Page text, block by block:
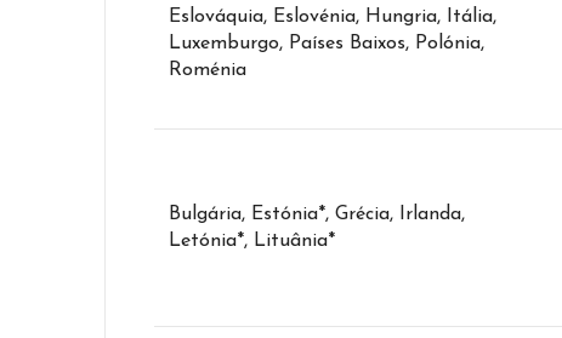
Eslováquia, Eslovénia, Hungria, Itália,
Luxemburgo, Países Baixos, Polónia,
Roménia
Bulgária, Estónia*, Grécia, Irlanda,
Letónia*, Lituânia*